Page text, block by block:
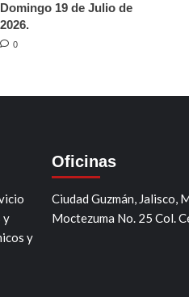
Domingo 19 de Julio de
2026.
0
y
y
Oficinas
Ciudad Guzmán, Jalisco,
Moctezuma No. 25 Col.